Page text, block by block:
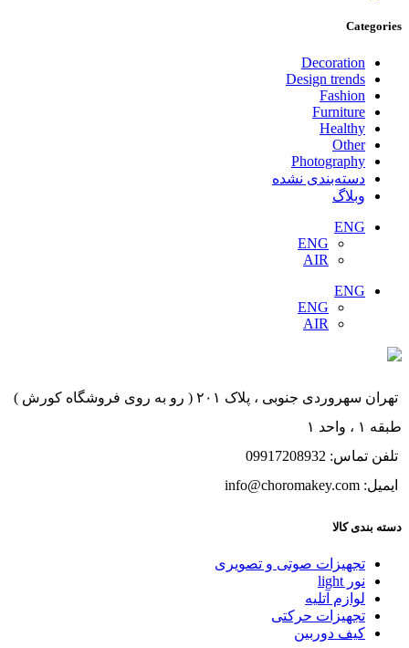
Categories
Decoration
Design trends
Fashion
Furniture
Healthy
Other
Photography
دسته‌بندی نشده
وبلاگ
ENG
ENG
AIR
ENG
ENG
AIR
تهران سهروردی جنوبی ، پلاک ۲۰۱ ( رو به روی فروشگاه کورش )
طبقه ۱ ، واحد ۱
تلفن تماس: 09917208932
ایمیل: info@choromakey.com
دسته بندی کالا
تجهیزات صوتی و تصویری
نور light
لوازم آتلیه
تجهیزات حرکتی
کیف دوربین